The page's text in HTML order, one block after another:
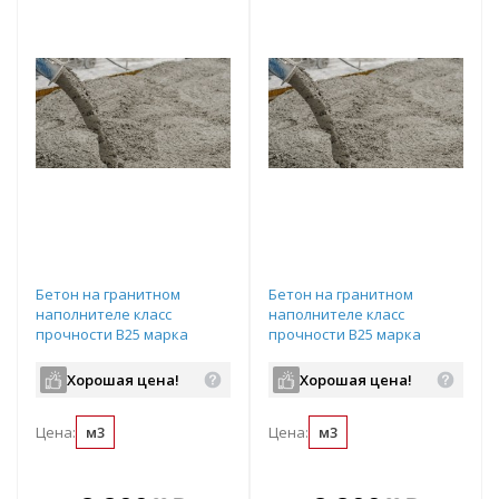
Бетон на гранитном
наполнителе класс
прочности B25 марка
подвижность П3
водопроницаемость W6 с
ПМД до -10 градусов
Хорошая цена!
Цена: м3
Бетон на гранитном
наполнителе класс
прочности B25 марка
подвижность П3
водопроницаемость W6 с
ПМД до -5 градусов
Хорошая цена!
Цена: м3